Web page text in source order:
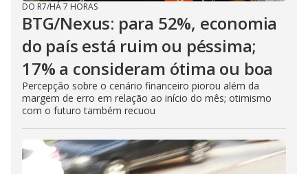
DO R7/HÁ 7 HORAS
BTG/Nexus: para 52%, economia
do país está ruim ou péssima;
17% a consideram ótima ou boa
Percepção sobre o cenário financeiro piorou além da
margem de erro em relação ao início do mês; otimismo
com o futuro também recuou